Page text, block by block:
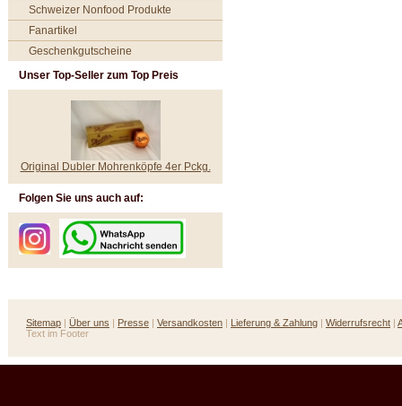
Schweizer Nonfood Produkte
Fanartikel
Geschenkgutscheine
Unser Top-Seller zum Top Preis
Original Dubler Mohrenköpfe 4er Pckg.
Folgen Sie uns auch auf:
Sitemap | Über uns | Presse | Versandkosten | Lieferung & Zahlung | Widerrufsrecht |
Text im Footer